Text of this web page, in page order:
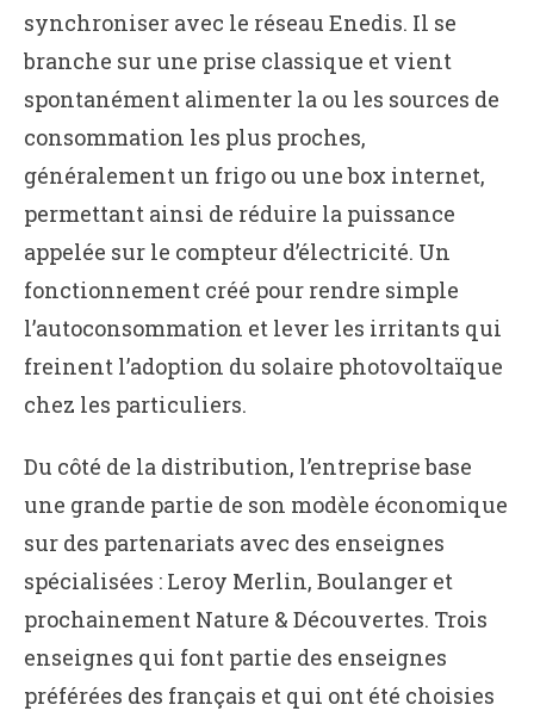
synchroniser avec le réseau Enedis. Il se
branche sur une prise classique et vient
spontanément alimenter la ou les sources de
consommation les plus proches,
généralement un frigo ou une box internet,
permettant ainsi de réduire la puissance
appelée sur le compteur d’électricité. Un
fonctionnement créé pour rendre simple
l’autoconsommation et lever les irritants qui
freinent l’adoption du solaire photovoltaïque
chez les particuliers.
Du côté de la distribution, l’entreprise base
une grande partie de son modèle économique
sur des partenariats avec des enseignes
spécialisées : Leroy Merlin, Boulanger et
prochainement Nature & Découvertes. Trois
enseignes qui font partie des enseignes
préférées des français et qui ont été choisies